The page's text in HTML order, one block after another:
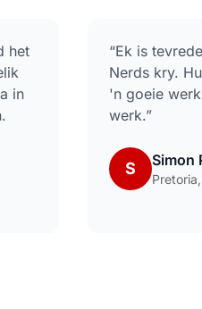
het
in
“Ek is
Nerds kry.
'n goeie
werk.”
S Simon